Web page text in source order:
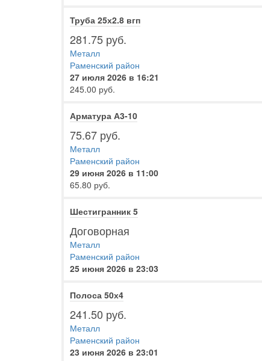
Труба 25х2.8 вгп
281.75 руб.
Металл
Раменский район
27 июля 2026 в 16:21
245.00 руб.
Арматура А3-10
75.67 руб.
Металл
Раменский район
29 июня 2026 в 11:00
65.80 руб.
Шестигранник 5
Договорная
Металл
Раменский район
25 июня 2026 в 23:03
Полоса 50х4
241.50 руб.
Металл
Раменский район
23 июня 2026 в 23:01